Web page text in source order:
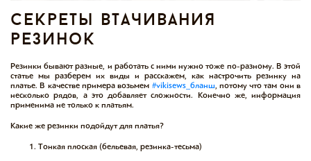
секреты втачивания
резинок
Резинки бывают разные, и работать с ними нужно тоже по-разному. В этой
статье мы разберем их виды и расскажем, как настрочить резинку на
платье. В качестве примера возьмем #vikisews_бланш , потому что там они в
несколько рядов, а это добавляет сложности. Конечно же, информация
применима не только к платьям.
Какие же резинки подойдут для платья?
Тонкая плоская (бельевая, резинка-тесьма)